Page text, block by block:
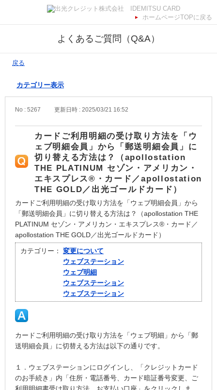
ホームページTOPに戻る
よくあるご質問（Q&A）
戻る
カテゴリー表示
No : 5267 更新日時 : 2025/03/21 16:52
カードご利用明細の受け取り方法を「ウ
ェブ明細会員」から「郵送明細会員」に
切り替える方法は？（apollostation
THE PLATINUM セゾン・アメリカン・
エキスプレス®・カード／apollostation
THE GOLD／出光ゴールドカード）
カードご利用明細の受け取り方法を「ウェブ明細会員」から
「郵送明細会員」に切り替える方法は？（apollostation THE
PLATINUM セゾン・アメリカン・エキスプレス®・カード／
apollostation THE GOLD／出光ゴールドカード）
カテゴリー：
変更について
ウェブステーション
ウェブ明細
ウェブステーション
ウェブステーション
カードご利用明細の受け取り方法を「ウェブ明細」から「郵
送明細会員」に切替える方法は以下の通りです。
１．ウェブステーションにログインし、「クレジットカード
のお手続き」内「住所・電話番号、カード暗証番号変更、ご